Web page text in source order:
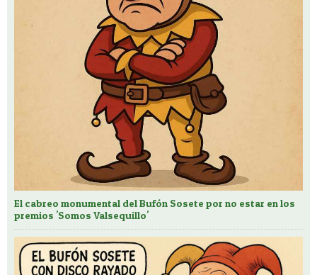
El cabreo monumental del Bufón Sosete por no estar en los
premios 'Somos Valsequillo'